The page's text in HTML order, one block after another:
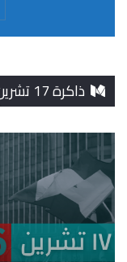
ذاكرة 17 تشرين